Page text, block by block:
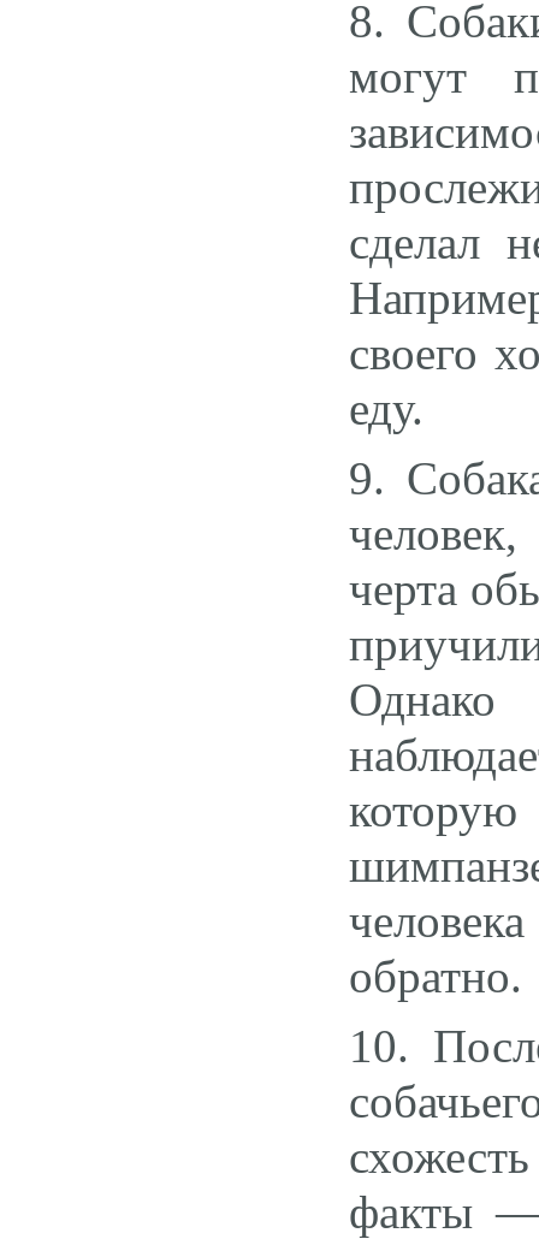
8.
могут
сделал
своего
еду.
9.
черта
Однако
обратно.
10.
факты —